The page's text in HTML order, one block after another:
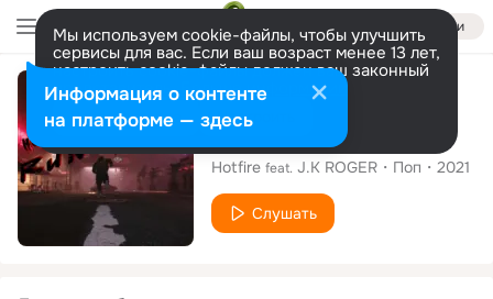
Войти
Мы используем cookie-файлы, чтобы улучшить
сервисы для вас. Если ваш возраст менее 13 лет,
настроить cookie-файлы должен ваш законный
представитель. Больше информации
Разрешить все Настроить
Сингл
Running
Hotfire feat. J.K ROGER Поп 2021
Слушать
Информация о контенте
на платформе — здесь